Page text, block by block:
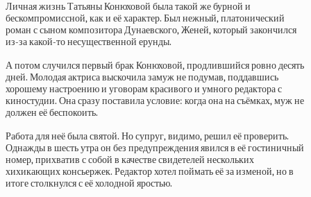
Личная жизнь Татьяны Конюховой была такой же бурной и
бескомпромиссной, как и её характер. Был нежный, платонический
роман с сыном композитора Дунаевского, Женей, который закончился
из-за какой-то несущественной ерунды.
А потом случился первый брак Конюховой, продлившийся ровно десять
дней. Молодая актриса выскочила замуж не подумав, поддавшись
хорошему настроению и уговорам красивого и умного редактора с
киностудии. Она сразу поставила условие: когда она на съёмках, муж не
должен её беспокоить.
Работа для неё была святой. Но супруг, видимо, решил её проверить.
Однажды в шесть утра он без предупреждения явился в её гостиничный
номер, прихватив с собой в качестве свидетелей нескольких
хихикающих консьержек. Редактор хотел поймать её за изменой, но в
итоге столкнулся с её холодной яростью.